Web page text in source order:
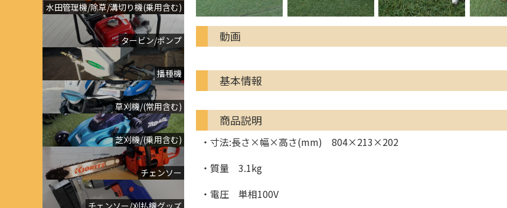
水田管理機/除草/溝切り機(乗用含む)
タービン/ポンプ
播種機
草刈機/(常用含む)
芝刈機/(乗用含む)
チェンソー
チェンソー/刈払機グッズ
動画
基本情報
商品説明
・寸法:長さ×幅×高さ(mm) 804×213×202
・質量 3.1kg
・電圧 単相100V